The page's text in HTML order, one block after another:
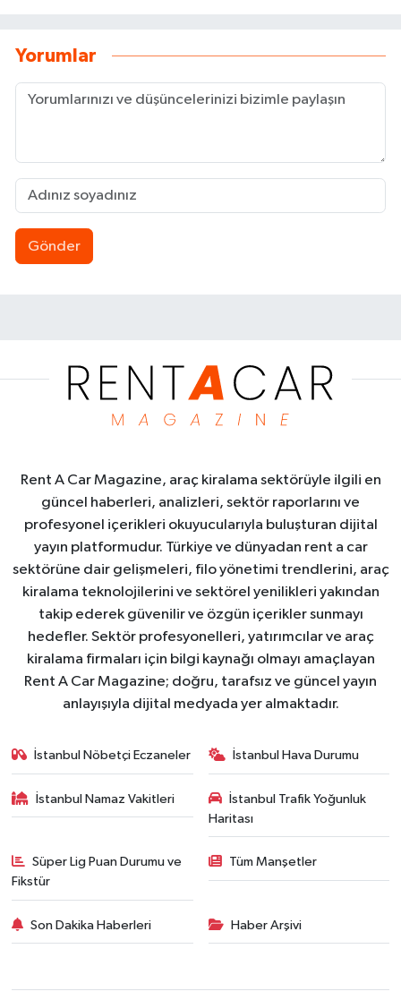
Yorumlar
Gönder
Rent A Car Magazine, araç kiralama sektörüyle ilgili en
güncel haberleri, analizleri, sektör raporlarını ve
profesyonel içerikleri okuyucularıyla buluşturan dijital
yayın platformudur. Türkiye ve dünyadan rent a car
sektörüne dair gelişmeleri, filo yönetimi trendlerini, araç
kiralama teknolojilerini ve sektörel yenilikleri yakından
takip ederek güvenilir ve özgün içerikler sunmayı
hedefler. Sektör profesyonelleri, yatırımcılar ve araç
kiralama firmaları için bilgi kaynağı olmayı amaçlayan
Rent A Car Magazine; doğru, tarafsız ve güncel yayın
anlayışıyla dijital medyada yer almaktadır.
İstanbul Nöbetçi Eczaneler İstanbul Hava Durumu
İstanbul Namaz Vakitleri
İstanbul Trafik Yoğunluk
Haritası
Süper Lig Puan Durumu ve
Fikstür
Tüm Manşetler
Son Dakika Haberleri Haber Arşivi